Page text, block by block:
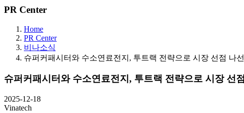
PR Center
Home
PR Center
비나소식
슈퍼커패시터와 수소연료전지, 투트랙 전략으로 시장 선점 나
슈퍼커패시터와 수소연료전지, 투트랙 전략으로 시장 선
2025-12-18
Vinatech